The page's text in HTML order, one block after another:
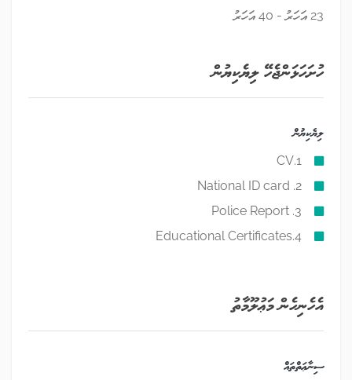
23 އަހަރު - 40 އަހަރު
ހުށަހަޅަންޖެހޭ ލިޔެކިޔުން
ލިޔެކިޔުން
1.CV
2. National ID card
3. Police Report
4.Educational Certificates
އެހެނިހެން މަޢުލޫމާތު
ސިނާޢަތްތައް